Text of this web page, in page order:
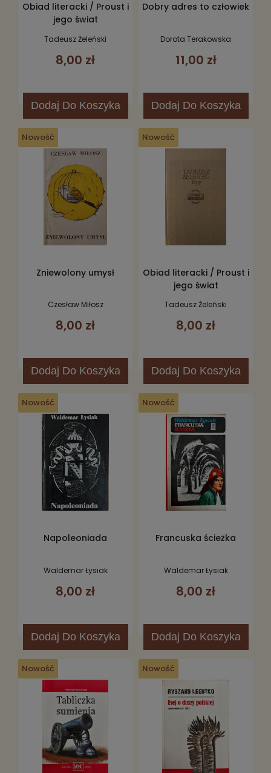
Obiad literacki / Proust i
jego świat
Tadeusz Żeleński
8,00 zł
Dodaj Do Koszyka
Dobry adres to człowiek
Dorota Terakowska
11,00 zł
Dodaj Do Koszyka
Zniewolony umysł
Czesław Miłosz
8,00 zł
Dodaj Do Koszyka
Nowość
Obiad literacki / Proust i
jego świat
Tadeusz Żeleński
8,00 zł
Dodaj Do Koszyka
Nowość
Napoleoniada
Waldemar Łysiak
8,00 zł
Dodaj Do Koszyka
Nowość
Francuska ścieżka
Waldemar Łysiak
8,00 zł
Dodaj Do Koszyka
Nowość
Nowość Nowość